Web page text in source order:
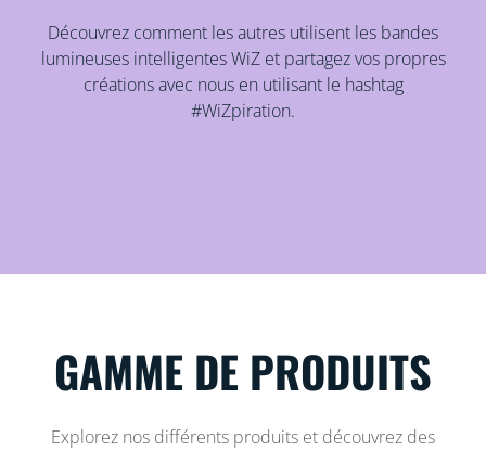
Découvrez comment les autres utilisent les bandes
lumineuses intelligentes WiZ et partagez vos propres
créations avec nous en utilisant le hashtag
#WiZpiration.
GAMME DE PRODUITS
Explorez nos différents produits et découvrez des